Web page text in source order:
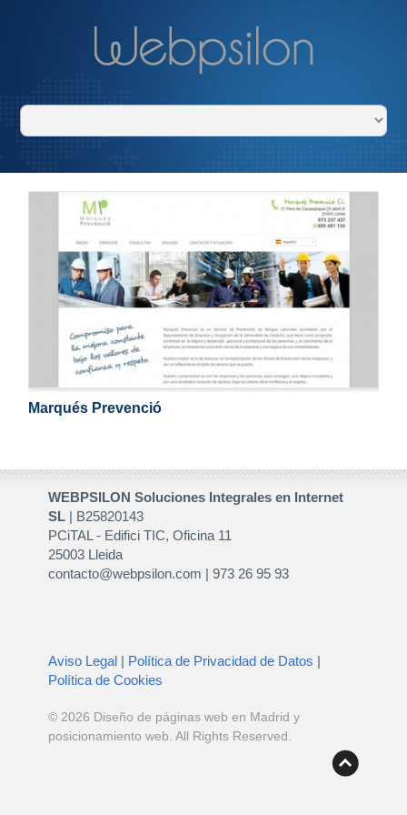
Marqués Prevenció
WEBPSILON Soluciones Integrales en Internet
SL| B25820143
PCiTAL - Edifici TIC, Oficina 11
25003 Lleida
contacto@webpsilon.com | 973 26 95 93
Aviso Legal| Política de Privacidad de Datos |
Política de Cookies
© 2026 Diseño de páginas web en Madrid y
posicionamiento web . All Rights Reserved.